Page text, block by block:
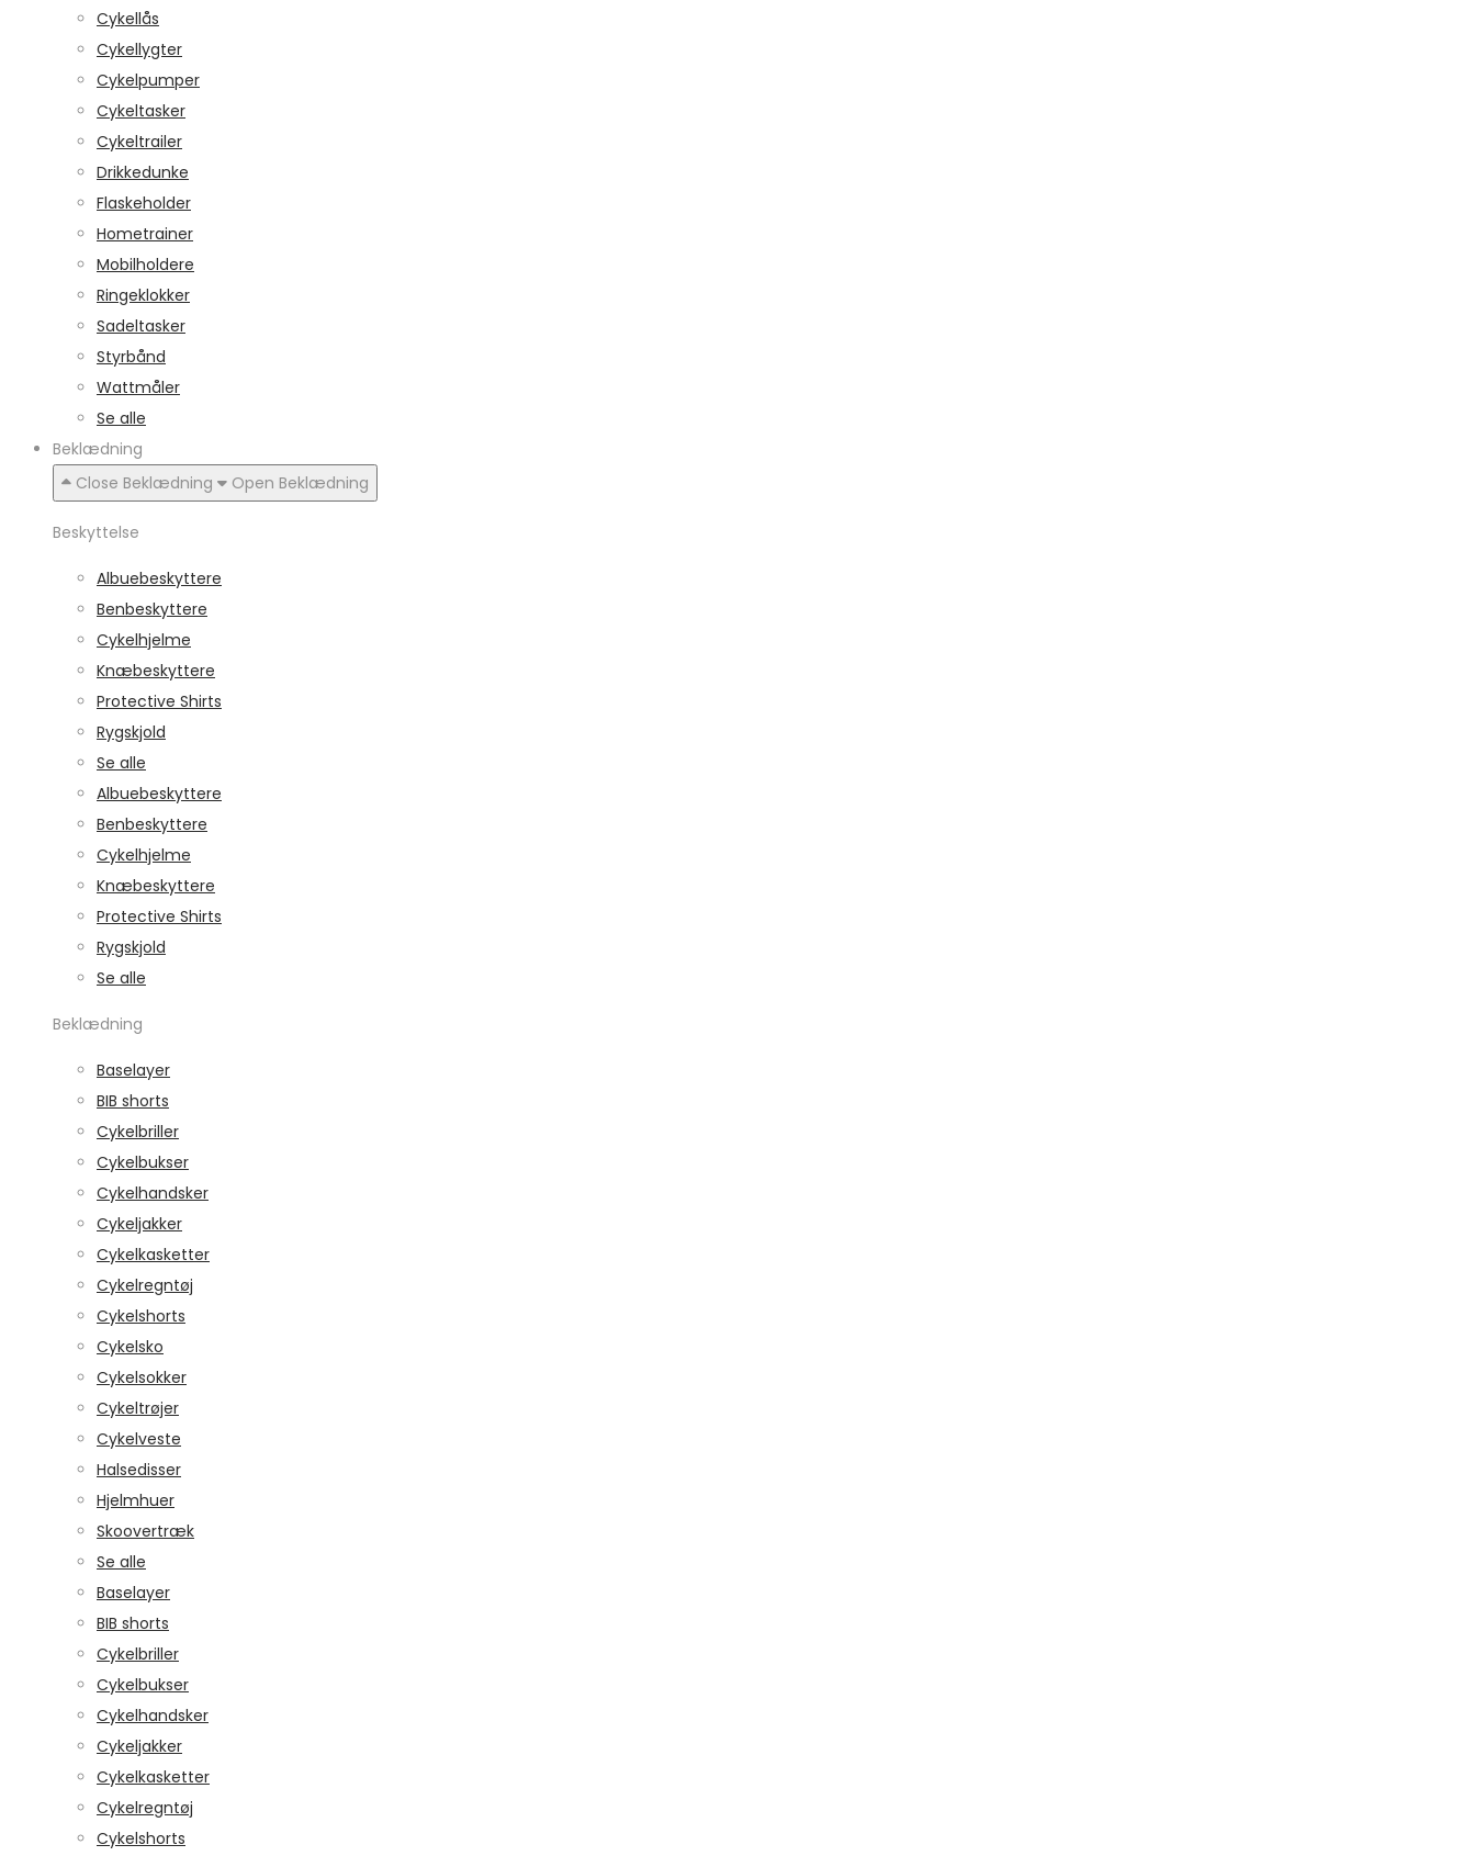
Cykellås
Cykellygter
Cykelpumper
Cykeltasker
Cykeltrailer
Drikkedunke
Flaskeholder
Hometrainer
Mobilholdere
Ringeklokker
Sadeltasker
Styrbånd
Wattmåler
Se alle
Beklædning
Close Beklædning
Open Beklædning
Beskyttelse
Albuebeskyttere
Benbeskyttere
Cykelhjelme
Knæbeskyttere
Protective Shirts
Rygskjold
Se alle
Albuebeskyttere
Benbeskyttere
Cykelhjelme
Knæbeskyttere
Protective Shirts
Rygskjold
Se alle
Beklædning
Baselayer
BIB shorts
Cykelbriller
Cykelbukser
Cykelhandsker
Cykeljakker
Cykelkasketter
Cykelregntøj
Cykelshorts
Cykelsko
Cykelsokker
Cykeltrøjer
Cykelveste
Halsedisser
Hjelmhuer
Skoovertræk
Se alle
Baselayer
BIB shorts
Cykelbriller
Cykelbukser
Cykelhandsker
Cykeljakker
Cykelkasketter
Cykelregntøj
Cykelshorts